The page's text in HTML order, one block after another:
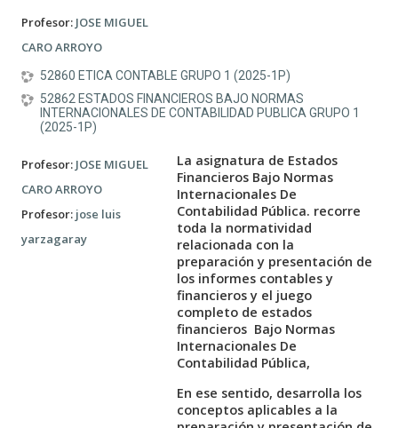
Profesor: JOSE MIGUEL
CARO ARROYO
52860 ETICA CONTABLE GRUPO 1 (2025-1P)
52862 ESTADOS FINANCIEROS BAJO NORMAS
INTERNACIONALES DE CONTABILIDAD PUBLICA GRUPO 1
(2025-1P)
La asignatura de Estados
Financieros Bajo Normas
Internacionales De
Contabilidad Pública. recorre
toda la normatividad
relacionada con la
preparación y presentación de
los informes contables y
financieros y el juego
completo de estados
financieros Bajo Normas
Internacionales De
Contabilidad Pública,
En ese sentido, desarrolla los
conceptos aplicables a la
Profesor: JOSE MIGUEL
CARO ARROYO
Profesor: jose luis
yarzagaray